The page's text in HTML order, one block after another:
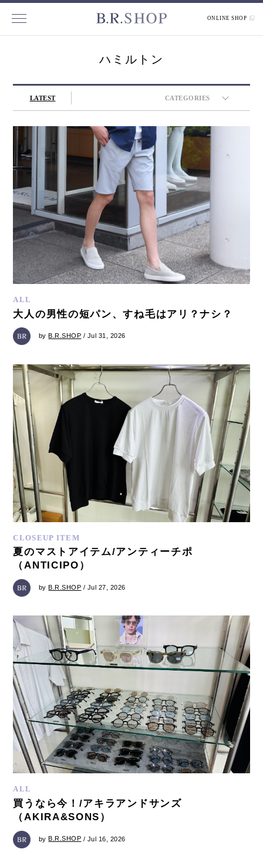
ONLINE SHOP
ハミルトン
LATEST CATEGORIES
ALL
大人の男性の短パン、すね毛はアリ？ナシ？
by B.R.SHOP / Jul 31, 2026
CLOSEUP ITEM
夏のマストアイテム/アンティーチポ
（ANTICIPO）
byB.R.SHOP / Jul 27, 2026
ALL
買うなら今！/アキラアンドサンズ
（AKIRA&SONS）
by B.R.SHOP / Jul 16, 2026